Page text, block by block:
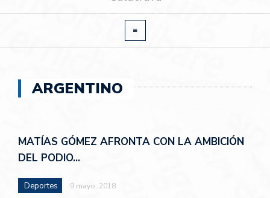
ARGENTINO
MATÍAS GÓMEZ AFRONTA CON LA AMBICIÓN
DEL PODIO…
Deportes 9 mayo, 2018